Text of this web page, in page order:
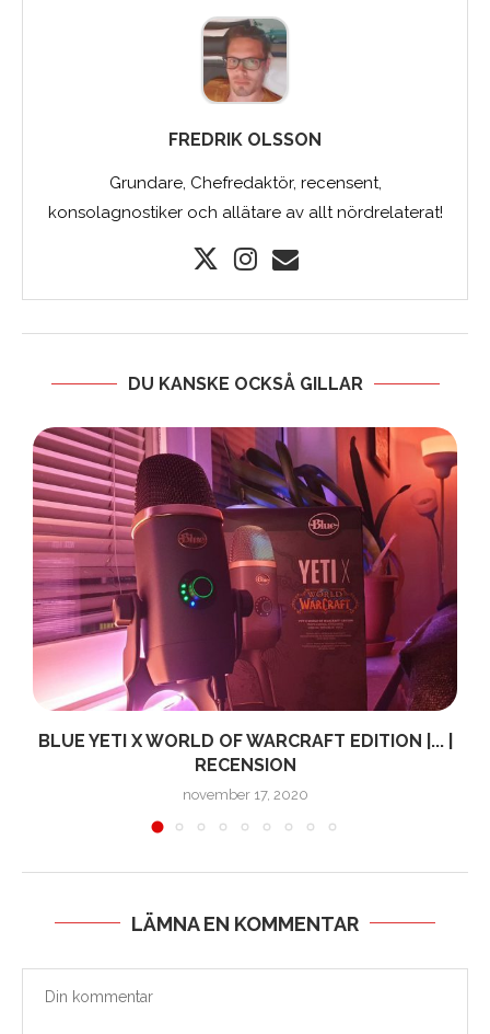
FREDRIK OLSSON
Grundare, Chefredaktör, recensent,
konsolagnostiker och allätare av allt nördrelaterat!
DU KANSKE OCKSÅ GILLAR
BLUE YETI X WORLD OF WARCRAFT EDITION |... |
RECENSION
november 17, 2020
LÄMNA EN KOMMENTAR